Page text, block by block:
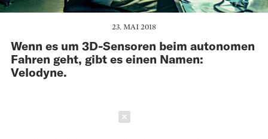
23. MAI 2018
Wenn es um 3D-Sensoren beim autonomen
Fahren geht, gibt es einen Namen:
Velodyne.